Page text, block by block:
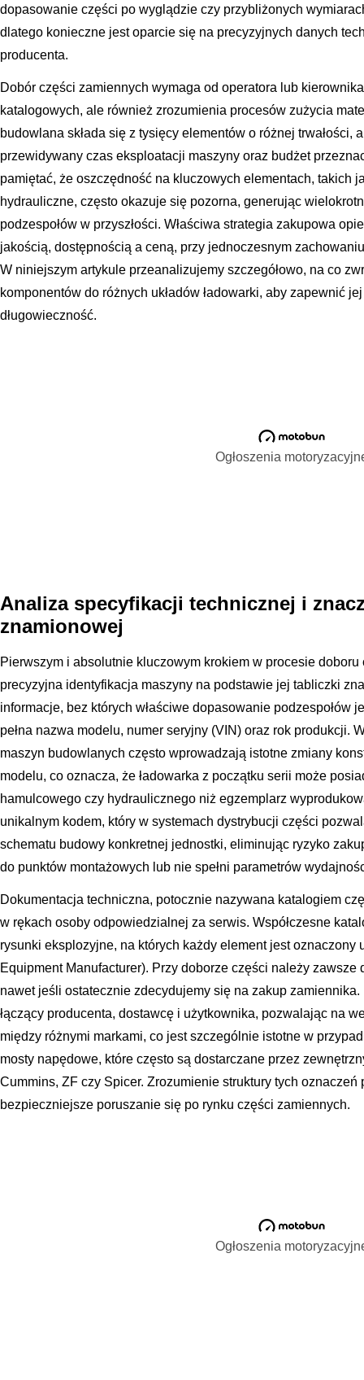
dopasowanie części po wyglądzie czy przybliżonych
dlatego konieczne jest oparcie się na precyzyjnych danych
producenta.
Dobór części zamiennych wymaga od operatora lub
katalogowych, ale również zrozumienia procesów zużycia
budowlana składa się z tysięcy elementów o różnej
przewidywany czas eksploatacji maszyny oraz budżet
pamiętać, że oszczędność na kluczowych elementach, takich
hydrauliczne, często okazuje się pozorna, generując
podzespołów w przyszłości. Właściwa strategia zakupowa
jakością, dostępnością a ceną, przy jednoczesnym
W niniejszym artykule przeanalizujemy szczegółowo, na co
komponentów do różnych układów ładowarki, aby zapewnić
długowieczność.
Ogłoszenia
Analiza specyfikacji technicznej i
znamionowej
Pierwszym i absolutnie kluczowym krokiem w procesie
precyzyjna identyfikacja maszyny na podstawie jej tabliczki
informacje, bez których właściwe dopasowanie podzespołów
pełna nazwa modelu, numer seryjny (VIN) oraz rok produkcji.
maszyn budowlanych często wprowadzają istotne zmiany
modelu, co oznacza, że ładowarka z początku serii może
hamulcowego czy hydraulicznego niż egzemplarz
unikalnym kodem, który w systemach dystrybucji części
schematu budowy konkretnej jednostki, eliminując ryzyko
do punktów montażowych lub nie spełni parametrów
Dokumentacja techniczna, potocznie nazywana katalogiem
w rękach osoby odpowiedzialnej za serwis. Współczesne
rysunki eksplozyjne, na których każdy element jest oznaczony
Equipment Manufacturer). Przy doborze części należy zawsze
nawet jeśli ostatecznie zdecydujemy się na zakup
łączący producenta, dostawcę i użytkownika, pozwalając na
między różnymi markami, co jest szczególnie istotne w
mosty napędowe, które często są dostarczane przez
Cummins, ZF czy Spicer. Zrozumienie struktury tych
bezpieczniejsze poruszanie się po rynku części zamiennych.
Ogłoszenia